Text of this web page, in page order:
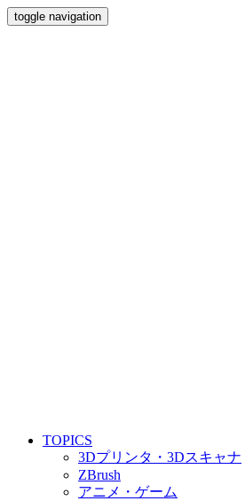
toggle navigation
TOPICS
3Dプリンタ・3Dスキャナ
ZBrush
アニメ・ゲーム